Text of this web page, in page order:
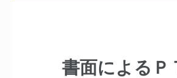
書面によるＰ